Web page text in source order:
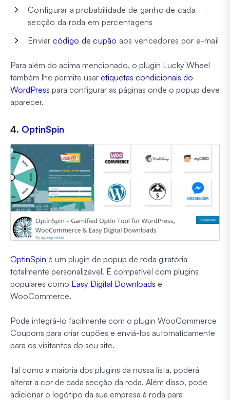
Configurar a probabilidade de ganho de cada
secção da roda em percentagens
Enviar código de cupão aos vencedores por e-mail
Para além do acima mencionado, o plugin Lucky Wheel
também lhe permite usar etiquetas condicionais do
WordPress para configurar as páginas onde o popup deve
aparecer.
4. OptinSpin
OptinSpin é um plugin de popup de roda giratória
totalmente personalizável. É compatível com plugins
populares como Easy Digital Downloads e
WooCommerce.
Pode integrá-lo facilmente com o plugin WooCommerce
Coupons para criar cupões e enviá-los automaticamente
para os visitantes do seu site.
Tal como a maioria dos plugins da nossa lista, poderá
alterar a cor de cada secção da roda. Além disso, pode
adicionar o logótipo da sua empresa à roda para